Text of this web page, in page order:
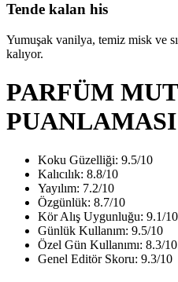
Tende kalan his
Yumuşak vanilya, temiz misk ve
kalıyor.
PARFÜM
PUANLAMASI
Koku Güzelliği: 9.5/10
Kalıcılık: 8.8/10
Yayılım: 7.2/10
Özgünlük: 8.7/10
Kör Alış Uygunluğu: 9.1/10
Günlük Kullanım: 9.5/10
Özel Gün Kullanımı: 8.3/10
Genel Editör Skoru: 9.3/10